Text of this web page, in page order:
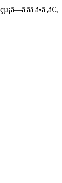
ã•ã„ã€‚